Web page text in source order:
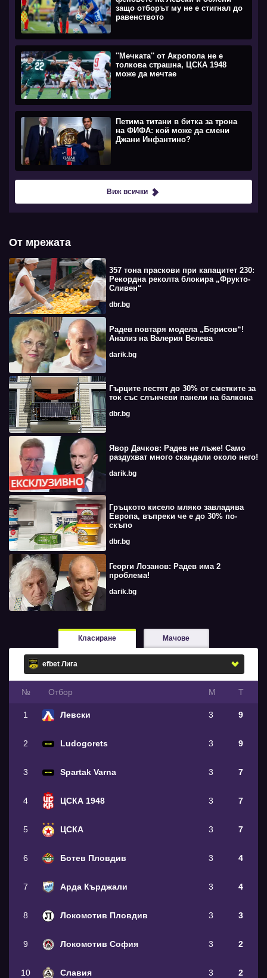
защо отборът му не е стигнал до
равенството
''Мечката'' от Акропола не е
толкова страшна, ЦСКА 1948
може да мечтае
Петима титани в битка за трона
на ФИФА: кой може да смени
Джани Инфантино?
Виж всички
От мрежата
357 тона праскови при капацитет 230:
Рекордна реколта блокира „Фрукто-
Сливен“
dbr.bg
Радев повтаря модела „Борисов“!
Анализ на Валерия Велева
darik.bg
Гърците пестят до 30% от сметките за
ток със слънчеви панели на балкона
dbr.bg
Явор Дачков: Радев не лъже! Само
раздухват много скандали около него!
darik.bg
Гръцкото кисело мляко завладява
Европа, въпреки че е до 30% по-
скъпо
dbr.bg
Георги Лозанов: Радев има 2
проблема!
darik.bg
Класиране Мачове
№ Oтбор М Т
1 Левски 3 9
2 Ludogorets 3 9
3 Spartak Varna 3 7
4 ЦСКА 1948 3 7
5 ЦСКА 3 7
6 Ботев Пловдив 3 4
7 Арда Кърджали 3 4
8 Локомотив Пловдив 3 3
9 Локомотив София 3 2
10 Славия 3 2